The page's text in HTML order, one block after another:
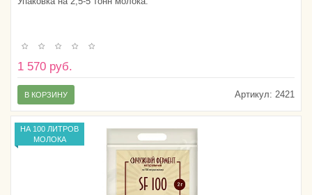
1 570 руб.
Артикул: 2421
В КОРЗИНУ
НА 100 ЛИТРОВ
МОЛОКА